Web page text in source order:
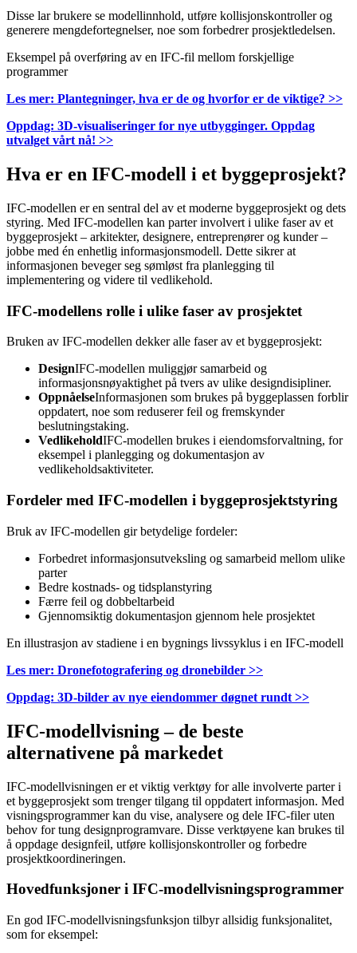
Disse lar brukere se modellinnhold, utføre kollisjonskontroller og
generere mengdefortegnelser, noe som forbedrer prosjektledelsen.
Eksempel på overføring av en IFC-fil mellom forskjellige
programmer
Les mer: Plantegninger, hva er de og hvorfor er de viktige? >>
Oppdag: 3D-visualiseringer for nye utbygginger. Oppdag
utvalget vårt nå! >>
Hva er en IFC-modell i et byggeprosjekt?
IFC-modellen er en sentral del av et moderne byggeprosjekt og dets
styring. Med IFC-modellen kan parter involvert i ulike faser av et
byggeprosjekt – arkitekter, designere, entreprenører og kunder –
jobbe med én enhetlig informasjonsmodell. Dette sikrer at
informasjonen beveger seg sømløst fra planlegging til
implementering og videre til vedlikehold.
IFC-modellens rolle i ulike faser av prosjektet
Bruken av IFC-modellen dekker alle faser av et byggeprosjekt:
DesignIFC-modellen muliggjør samarbeid og
informasjonsnøyaktighet på tvers av ulike designdisipliner.
OppnåelseInformasjonen som brukes på byggeplassen forblir
oppdatert, noe som reduserer feil og fremskynder
beslutningstaking.
VedlikeholdIFC-modellen brukes i eiendomsforvaltning, for
eksempel i planlegging og dokumentasjon av
vedlikeholdsaktiviteter.
Fordeler med IFC-modellen i byggeprosjektstyring
Bruk av IFC-modellen gir betydelige fordeler:
Forbedret informasjonsutveksling og samarbeid mellom ulike
parter
Bedre kostnads- og tidsplanstyring
Færre feil og dobbeltarbeid
Gjennomsiktig dokumentasjon gjennom hele prosjektet
En illustrasjon av stadiene i en bygnings livssyklus i en IFC-modell
Les mer: Dronefotografering og dronebilder >>
Oppdag: 3D-bilder av nye eiendommer døgnet rundt >>
IFC-modellvisning – de beste
alternativene på markedet
IFC-modellvisningen er et viktig verktøy for alle involverte parter i
et byggeprosjekt som trenger tilgang til oppdatert informasjon. Med
visningsprogrammer kan du vise, analysere og dele IFC-filer uten
behov for tung designprogramvare. Disse verktøyene kan brukes til
å oppdage designfeil, utføre kollisjonskontroller og forbedre
prosjektkoordineringen.
Hovedfunksjoner i IFC-modellvisningsprogrammer
En god IFC-modellvisningsfunksjon tilbyr allsidig funksjonalitet,
som for eksempel: